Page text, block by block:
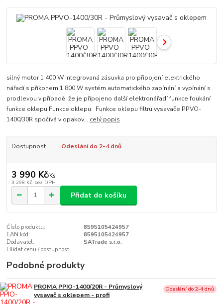
silný motor 1 400 W integrovaná zásuvka pro připojení elektrického
nářadí s příkonem 1 800 W systém automatického zapínání a vypínání s
prodlevou v případě, že je připojeno další elektronářadí funkce foukání
funkce oklepu Funkce oklepu: Funkce oklepu filtru vysavače PPVO-
1400/30R spočívá v opakov... celý popis
Dostupnost Odeslání do 2-4 dnů
3 990 Kč/Ks
3 298 Kč bez DPH
Přidat do košíku
Číslo produktu:
8595105424957
EAN kód:
8595105424957
Dodavatel:
SATrade s.r.o.
Hlídat cenu / dostupnost
Podobné produkty
PROMA PPIO-1400/20R - Průmyslový
vysavač s oklepem - profi
Odeslání do 2-4 dnů